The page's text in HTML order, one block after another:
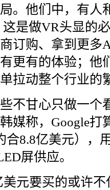
。他们中，有人
这是做VR头显的
订购、拿到更多
更有的体验；他
拉动整个行业的
不甘心只做一个
媒称， Google打
合8.8亿美元），
屏供应。
美元要买的或许